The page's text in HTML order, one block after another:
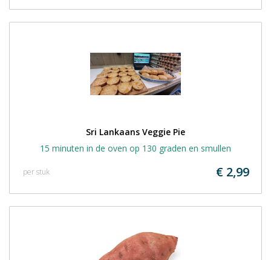
Sri Lankaans Veggie Pie
15 minuten in de oven op 130 graden en smullen
€ 2,99
per stuk